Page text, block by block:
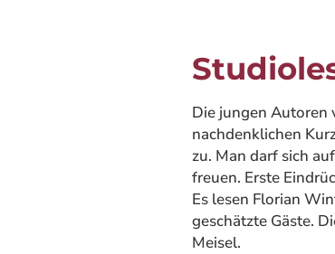
Die jungen Autoren
nachdenklichen
zu. Man darf sich
freuen. Erste
Es lesen Florian
geschätzte Gäste.
Meisel.